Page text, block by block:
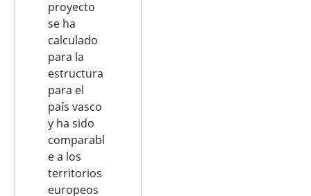
proyecto
se ha
calculado
para la
estructura
para el
país vasco
y ha sido
comparabl
e a los
territorios
europeos